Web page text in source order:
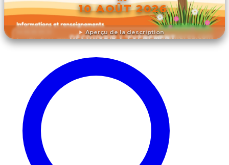
Aperçu de la description
10 AOÛT 2026
DÉCOUVRIR L'ÉVÉNEMENT